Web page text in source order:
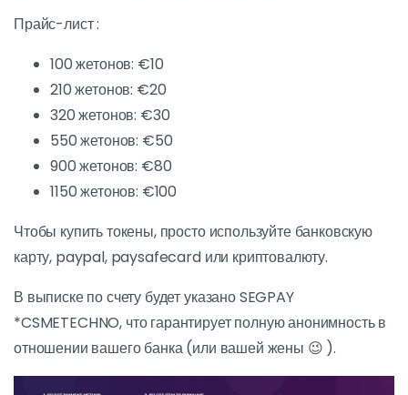
Прайс-лист :
100 жетонов: €10
210 жетонов: €20
320 жетонов: €30
550 жетонов: €50
900 жетонов: €80
1150 жетонов: €100
Чтобы купить токены, просто используйте банковскую
карту, paypal, paysafecard или криптовалюту.
В выписке по счету будет указано SEGPAY
*CSMETECHNO, что гарантирует полную анонимность в
отношении вашего банка (или вашей жены 😉 ).